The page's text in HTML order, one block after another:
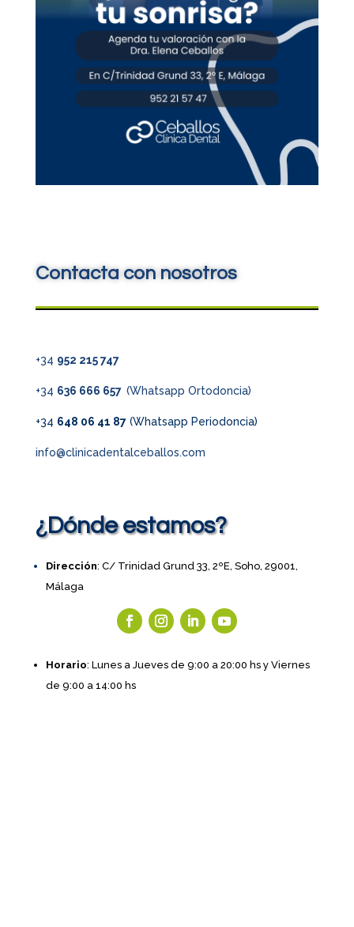
Contacta con nosotros
+34 952 215 747
+34 636 666 657 (Whatsapp Ortodoncia)
+34 648 06 41 87(Whatsapp Periodoncia)
info@clinicadentalceballos.com
¿Dónde estamos?
Dirección: C/ Trinidad Grund 33, 2ºE, Soho, 29001,
Málaga
Horario: Lunes a Jueves de 9:00 a 20:00 hs y Viernes
de 9:00 a 14:00 hs